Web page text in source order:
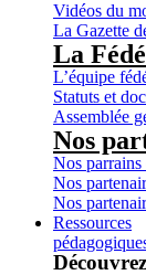
Vidéos du
La Gazette
La
L’équipe
Statuts et
Assemblée
Nos
Nos parrains
Nos
Nos
Ressources